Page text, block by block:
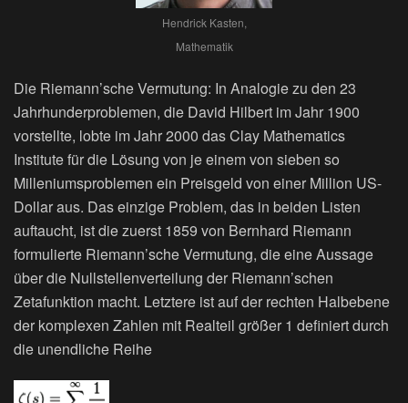
Hendrick Kasten,
Mathematik
Die Riemann’sche Vermutung: In Analogie zu den 23
Jahrhunderproblemen, die David Hilbert im Jahr 1900
vorstellte, lobte im Jahr 2000 das Clay Mathematics
Institute für die Lösung von je einem von sieben so
Milleniumsproblemen ein Preisgeld von einer Million US-
Dollar aus. Das einzige Problem, das in beiden Listen
auftaucht, ist die zuerst 1859 von Bernhard Riemann
formulierte Riemann’sche Vermutung, die eine Aussage
über die Nullstellenverteilung der Riemann’schen
Zetafunktion macht. Letztere ist auf der rechten Halbebene
der komplexen Zahlen mit Realteil größer 1 definiert durch
die unendliche Reihe